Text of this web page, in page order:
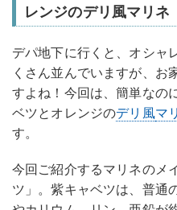
レンジのデリ風マリネ
デパ地下に行くと、オシャ
くさん並んでいますが、お
すよね！今回は、簡単なの
ベツとオレンジのデリ風マ
す。
今回ご紹介するマリネのメ
ツ」。紫キャベツは、普通